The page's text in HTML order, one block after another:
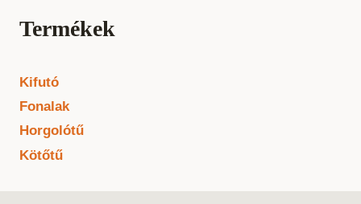
Termékek
Kifutó
Fonalak
Horgolótű
Kötőtű